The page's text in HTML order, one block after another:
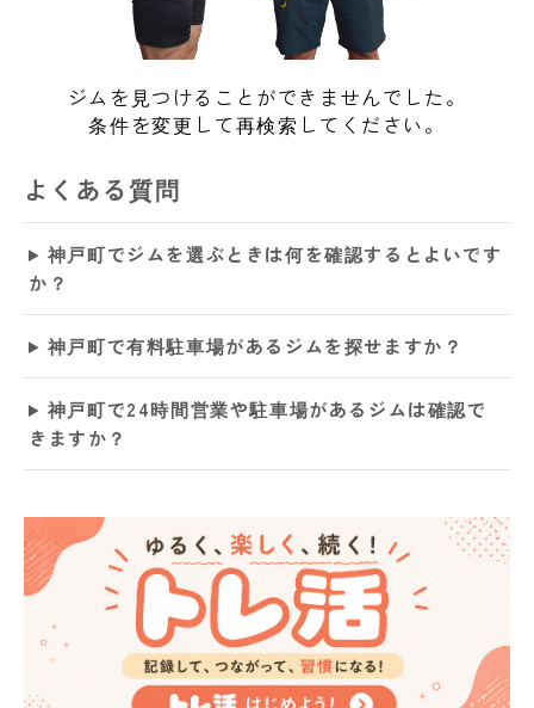
ジムを見つけることができませんでした。
条件を変更して再検索してください。
よくある質問
神戸町でジムを選ぶときは何を確認するとよいです
か？
神戸町で有料駐車場があるジムを探せますか？
神戸町で24時間営業や駐車場があるジムは確認で
きますか？